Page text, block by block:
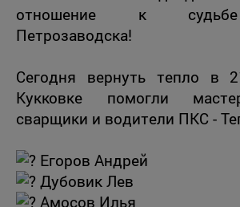
отношение к
Петрозаводска!
Сегодня вернуть тепло в
Кукковке помогли
сварщики и водители ПКС -
Егоров Андрей
Дубовик Лев
Амосов Илья